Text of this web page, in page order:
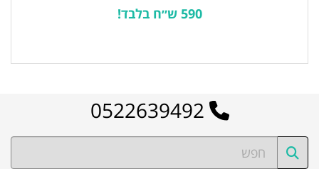
590 ש״ח בלבד!